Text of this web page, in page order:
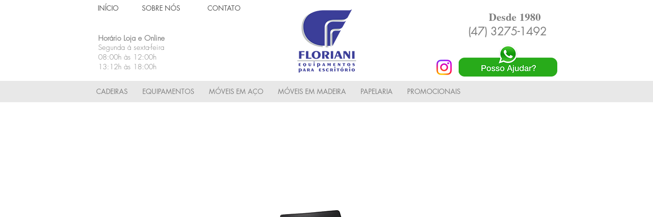
INÍCIO SOBRE NÓS CONTATO
Horário Loja e Online
Segunda á sexta-feira
08:00h às 12:00h
13:12h às 18:00h
(47) 3275-1492
CADEIRAS EQUIPAMENTOS MÓVEIS EM AÇO MÓVEIS EM MADEIRA PAPELARIA PROMOCIONAIS
Desde 1980